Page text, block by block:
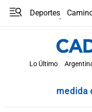
Deportes
Lo Último
medida